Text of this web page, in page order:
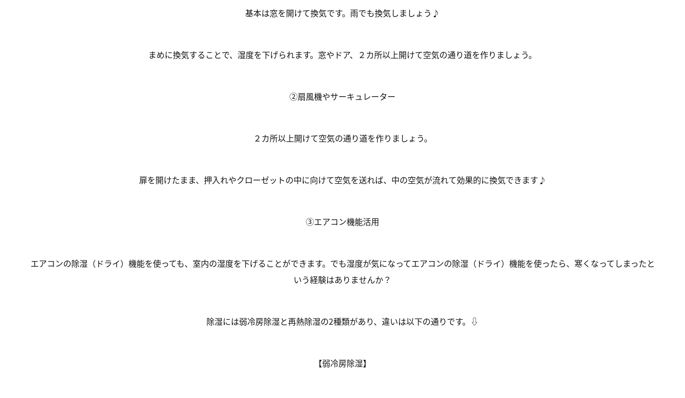
基本は窓を開けて換気です。雨でも換気しましょう♪
まめに換気することで、湿度を下げられます。窓やドア、２カ所以上開けて空気の通り道を作りましょう。
②扇風機やサーキュレーター
２カ所以上開けて空気の通り道を作りましょう。
扉を開けたまま、押入れやクローゼットの中に向けて空気を送れば、中の空気が流れて効果的に換気できます♪
③エアコン機能活用
エアコンの除湿（ドライ）機能を使っても、室内の湿度を下げることができます。でも湿度が気になってエアコンの除湿（ドライ）機能を使ったら、寒くなってしまったと
いう経験はありませんか？
除湿には弱冷房除湿と再熱除湿の2種類があり、違いは以下の通りです。⇩
【弱冷房除湿】